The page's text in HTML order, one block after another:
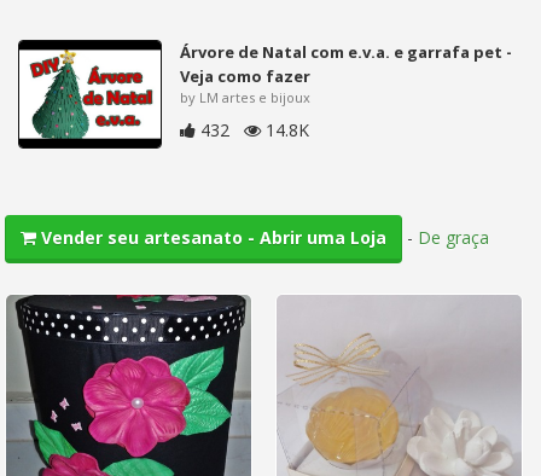
Árvore de Natal com e.v.a. e garrafa pet -
Veja como fazer
by LM artes e bijoux
432 14.8K
Vender seu artesanato - Abrir uma Loja - De graça